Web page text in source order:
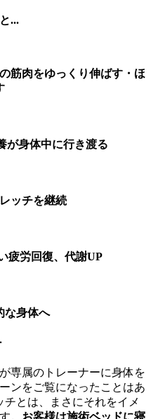
...
筋肉をゆっくり伸ばす・ほ
が身体中に行き渡る
ッチを継続
疲労回復、代謝UP
な身体へ
専属のトレーナーに身体を
ンをご覧になったことはあ
とは、まさにそれをイメ
。 お客様は施術ベッドに寝